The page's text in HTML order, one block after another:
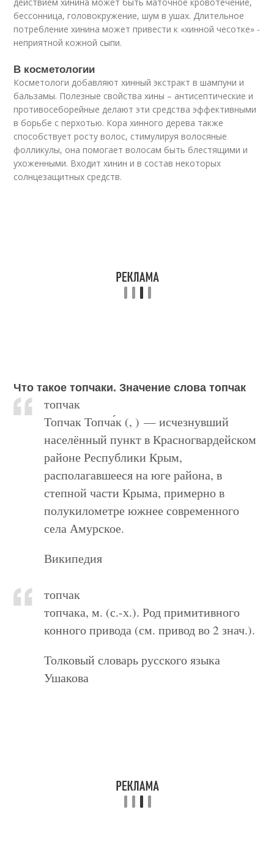
бессонница, головокружение, шум в ушах. Длительное
потребление хинина может привести к «хинной чесотке» -
неприятной кожной сыпи.
В косметологии
Косметологи добавляют хинный экстракт в шампуни и
бальзамы. Полезные свойства хины – антисептические и
противосеборейные делают эти средства эффективными
в борьбе с перхотью. Кора хинного дерева также
способствует росту волос, стимулируя волосяные
фолликулы, она помогает волосам быть блестящими и
ухоженными. Входит хинин и в состав некоторых
солнцезащитных средств.
Что такое топчаки. Значение слова топчак
топчак
Топчак Топча́к (, ) — исчезнувший
населённый пункт в Красногвардейском
районе Республики Крым,
располагавшееся на юге района, в
степной части Крыма, примерно в
полукилометре южнее современного
села Амурское.
Википедия
топчак
топчака, м. (с.-х.). Род примитивного
конного привода (см. привод во 2 знач.).
Толковый словарь русского языка
Ушакова